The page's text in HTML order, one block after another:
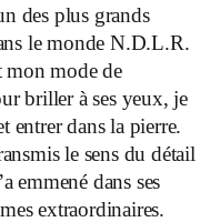
des plus grands
le monde N.D.L.R.
mon mode de
briller à ses yeux, je
entrer dans la pierre.
le sens du détail
emmené dans ses
extraordinaires.